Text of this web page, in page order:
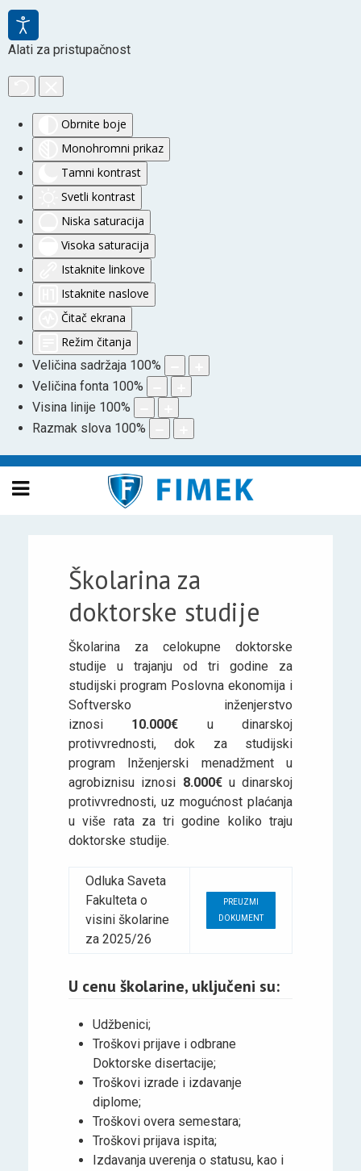
Alati za pristupačnost
Obrnite boje
Monohromni prikaz
Tamni kontrast
Svetli kontrast
Niska saturacija
Visoka saturacija
Istaknite linkove
Istaknite naslove
Čitač ekrana
Režim čitanja
Veličina sadržaja 100%
Veličina fonta 100%
Visina linije 100%
Razmak slova 100%
Školarina za
doktorske studije
Školarina za celokupne doktorske
studije u trajanju od tri godine za
studijski program Poslovna ekonomija i
Softversko inženjerstvo
iznosi 10.000€ u dinarskoj
protivvrednosti, dok za studijski
program Inženjerski menadžment u
agrobiznisu iznosi 8.000€u dinarskoj
protivvrednosti, uz mogućnost plaćanja
u više rata za tri godine koliko traju
doktorske studije.
Odluka Saveta
Fakulteta o
visini školarine
za 2025/26
PREUZMI
DOKUMENT
U cenu školarine, uključeni su:
Udžbenici;
Troškovi prijave i odbrane
Doktorske disertacije;
Troškovi izrade i izdavanje
diplome;
Troškovi overa semestara;
Troškovi prijava ispita;
Izdavanja uverenja o statusu, kao i